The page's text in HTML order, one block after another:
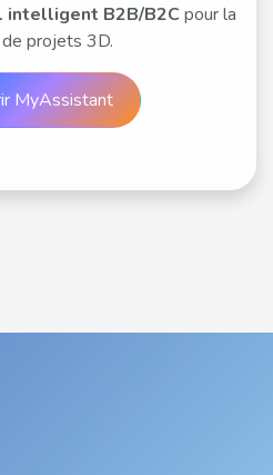
B2B/B2C pour la
projets 3D.
MyAssis​​​​​​​​tant